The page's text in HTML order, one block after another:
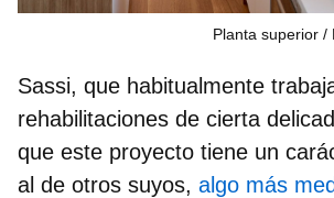
Planta superior
Sassi, que habitualmente
rehabilitaciones de cierta
que este proyecto tiene un
al de otros suyos, algo más